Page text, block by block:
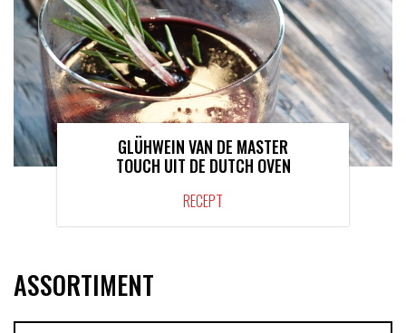
GLÜHWEIN VAN DE MASTER
TOUCH UIT DE DUTCH OVEN
RECEPT
ASSORTIMENT